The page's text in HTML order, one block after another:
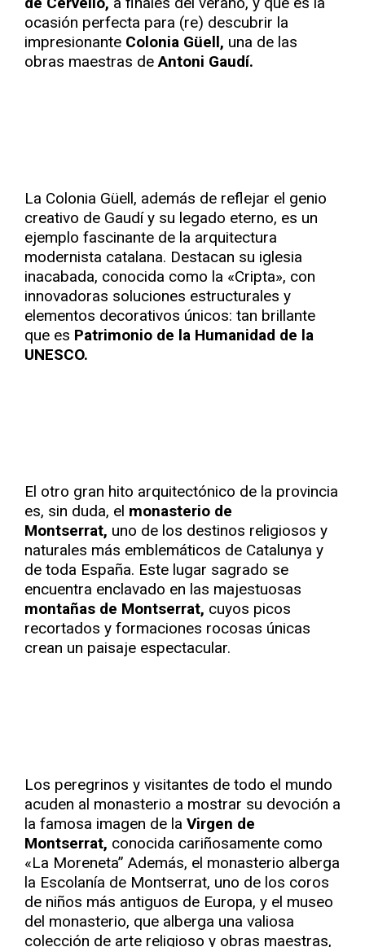
ocasión perfecta para (re) descubrir la
impresionante Colonia Güell, una de las
obras maestras deAntoni Gaudí.
La Colonia Güell, además de reflejar el genio
creativo de Gaudí y su legado eterno, es un
ejemplo fascinante de la arquitectura
modernista catalana. Destacan su iglesia
inacabada, conocida como la «Cripta», con
innovadoras soluciones estructurales y
elementos decorativos únicos: tan brillante
que es Patrimonio de la Humanidad de la
UNESCO.
El otro gran hito arquitectónico de la provincia
es, sin duda, el monasterio de
Montserrat, uno de los destinos religiosos y
naturales más emblemáticos de Catalunya y
de toda España. Este lugar sagrado se
encuentra enclavado en las majestuosas
montañas de Montserrat, cuyos picos
recortados y formaciones rocosas únicas
crean un paisaje espectacular.
Los peregrinos y visitantes de todo el mundo
acuden al monasterio a mostrar su devoción a
la famosa imagen de la Virgen de
Montserrat, conocida cariñosamente como
«La Moreneta” Además, el monasterio alberga
la Escolanía de Montserrat, uno de los coros
de niños más antiguos de Europa, y el museo
del monasterio, que alberga una valiosa
colección de arte religioso y obras maestras,